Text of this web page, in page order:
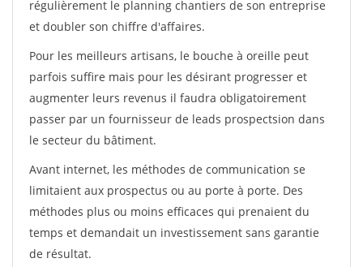
régulièrement le planning chantiers de son entreprise
et doubler son chiffre d'affaires.
Pour les meilleurs artisans, le bouche à oreille peut
parfois suffire mais pour les désirant progresser et
augmenter leurs revenus il faudra obligatoirement
passer par un fournisseur de leads prospectsion dans
le secteur du bâtiment.
Avant internet, les méthodes de communication se
limitaient aux prospectus ou au porte à porte. Des
méthodes plus ou moins efficaces qui prenaient du
temps et demandait un investissement sans garantie
de résultat.